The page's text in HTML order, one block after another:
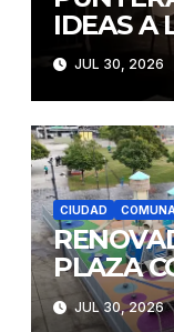
IDEAS A
JUL 30, 2026
CIUDAD COMUNA
PLAZA
JUL 30, 2026